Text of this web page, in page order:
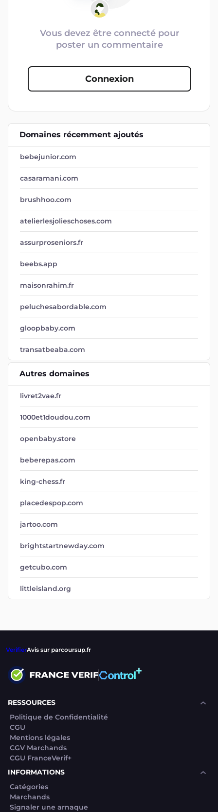
Vous devez être connecté pour
poster un commentaire
Connexion
Domaines récemment ajoutés
bebejunior.com
casaramani.com
brushhoo.com
atelierlesjolieschoses.com
assurproseniors.fr
beebs.app
maisonrahim.fr
peluchesabordable.com
gloopbaby.com
transatbeaba.com
Autres domaines
livret2vae.fr
1000et1doudou.com
openbaby.store
beberepas.com
king-chess.fr
placedespop.com
jartoo.com
brightstartnewday.com
getcubo.com
littleisland.org
VerifierAvis sur parcoursup.fr
RESSOURCES
Politique de Confidentialité
CGU
Mentions légales
CGV Marchands
CGU FranceVerif+
INFORMATIONS
Catégories
Marchands
Signaler une arnaque